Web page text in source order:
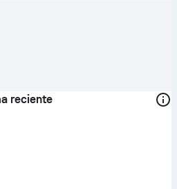
reciente